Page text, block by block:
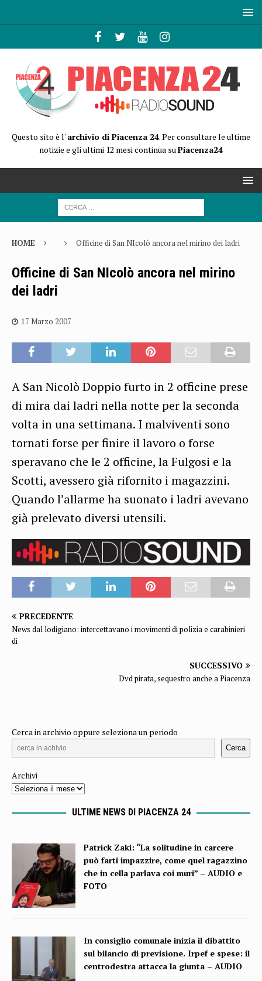
Questo sito è l'archivio di Piacenza 24. Per consultare le ultime
notizie e gli ultimi 12 mesi continua suPiacenza24
HOME Officine di San NIcolò ancora nel mirino dei ladri
Officine di San NIcolò ancora nel mirino
dei ladri
17 Marzo 2007
A San Nicolò Doppio furto in 2 officine prese
di mira dai ladri nella notte per la seconda
volta in una settimana. I malviventi sono
tornati forse per finire il lavoro o forse
speravano che le 2 officine, la Fulgosi e la
Scotti, avessero già rifornito i magazzini.
Quando l’allarme ha suonato i ladri avevano
già prelevato diversi utensili.
PRECEDENTE
News dal lodigiano: intercettavano i movimenti di polizia e carabinieri
di
SUCCESSIVO
Dvd pirata, sequestro anche a Piacenza
Cerca in archivio oppure seleziona un periodo
Cerca
Archivi
ULTIME NEWS DI PIACENZA 24
Patrick Zaki: “La solitudine in carcere
può farti impazzire, come quel ragazzino
che in cella parlava coi muri” – AUDIO e
FOTO
In consiglio comunale inizia il dibattito
sul bilancio di previsione. Irpef e spese: il
centrodestra attacca la giunta – AUDIO